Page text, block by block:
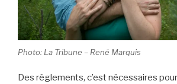
Photo: La Tribune – René Marquis
Des règlements, c’est nécessaires